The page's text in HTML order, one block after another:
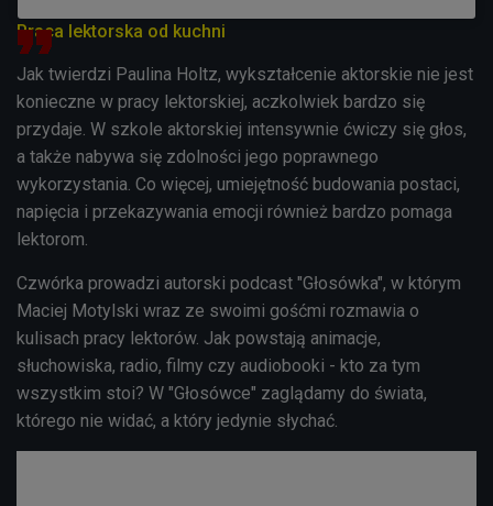
Praca lektorska od kuchni
Jak twierdzi Paulina Holtz, wykształcenie aktorskie nie jest
konieczne w pracy lektorskiej, aczkolwiek bardzo się
przydaje. W szkole aktorskiej intensywnie ćwiczy się głos,
a także nabywa się zdolności jego poprawnego
wykorzystania. Co więcej, umiejętność budowania postaci,
napięcia i przekazywania emocji również bardzo pomaga
lektorom.
Czwórka prowadzi autorski podcast "Głosówka", w którym
Maciej Motylski wraz ze swoimi gośćmi rozmawia o
kulisach pracy lektorów. Jak powstają animacje,
słuchowiska, radio, filmy czy audiobooki - kto za tym
wszystkim stoi? W "Głosówce" zaglądamy do świata,
którego nie widać, a który jedynie słychać.